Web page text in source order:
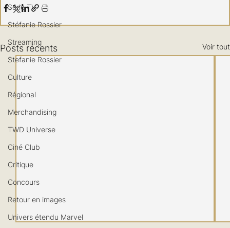
Série TV
Stéfanie Rossier
Streaming
Stefanie Rossier
Culture
Régional
Merchandising
TWD Universe
Ciné Club
Critique
Concours
Retour en images
Univers étendu Marvel
Posts récents Voir tout